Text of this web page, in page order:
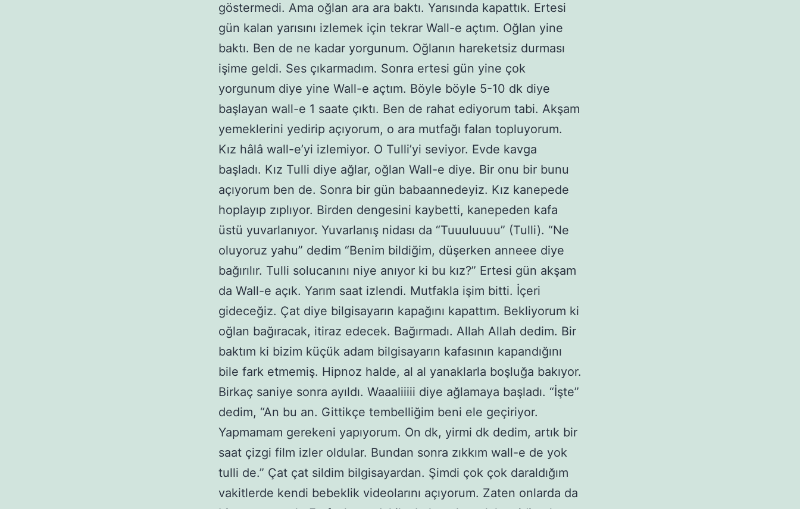
göstermedi. Ama oğlan ara ara baktı. Yarısında kapattık. Ertesi
gün kalan yarısını izlemek için tekrar Wall-e açtım. Oğlan yine
baktı. Ben de ne kadar yorgunum. Oğlanın hareketsiz durması
işime geldi. Ses çıkarmadım. Sonra ertesi gün yine çok
yorgunum diye yine Wall-e açtım. Böyle böyle 5-10 dk diye
başlayan wall-e 1 saate çıktı. Ben de rahat ediyorum tabi. Akşam
yemeklerini yedirip açıyorum, o ara mutfağı falan topluyorum.
Kız hâlâ wall-e’yi izlemiyor. O Tulli’yi seviyor. Evde kavga
başladı. Kız Tulli diye ağlar, oğlan Wall-e diye. Bir onu bir bunu
açıyorum ben de. Sonra bir gün babaannedeyiz. Kız kanepede
hoplayıp zıplıyor. Birden dengesini kaybetti, kanepeden kafa
üstü yuvarlanıyor. Yuvarlanış nidası da “Tuuuluuuu” (Tulli). “Ne
oluyoruz yahu” dedim “Benim bildiğim, düşerken anneee diye
bağırılır. Tulli solucanını niye anıyor ki bu kız?” Ertesi gün akşam
da Wall-e açık. Yarım saat izlendi. Mutfakla işim bitti. İçeri
gideceğiz. Çat diye bilgisayarın kapağını kapattım. Bekliyorum ki
oğlan bağıracak, itiraz edecek. Bağırmadı. Allah Allah dedim. Bir
baktım ki bizim küçük adam bilgisayarın kafasının kapandığını
bile fark etmemiş. Hipnoz halde, al al yanaklarla boşluğa bakıyor.
Birkaç saniye sonra ayıldı. Waaaliiiii diye ağlamaya başladı. “İşte”
dedim, “An bu an. Gittikçe tembelliğim beni ele geçiriyor.
Yapmamam gerekeni yapıyorum. On dk, yirmi dk dedim, artık bir
saat çizgi film izler oldular. Bundan sonra zıkkım wall-e de yok
tulli de.” Çat çat sildim bilgisayardan. Şimdi çok çok daraldığım
vakitlerde kendi bebeklik videolarını açıyorum. Zaten onlarda da